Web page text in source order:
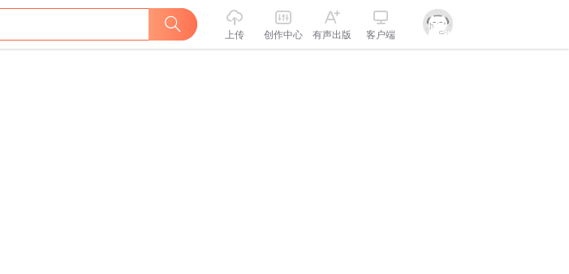
上传 创作中心 有声出版 客户端